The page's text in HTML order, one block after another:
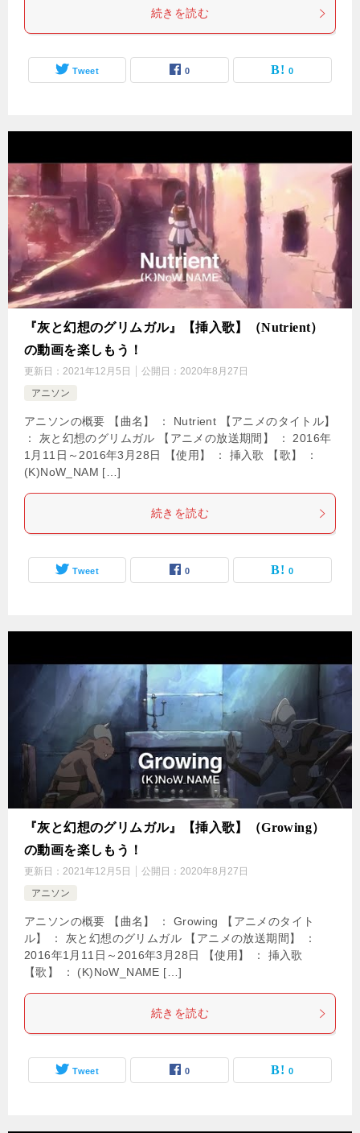
続きを読む
Tweet 0 0
『灰と幻想のグリムガル』【挿入歌】（Nutrient）
の動画を楽しもう！
更新日： 2021年12月5日 公開日： 2020年8月27日
アニソン
アニソンの概要 【曲名】 ： Nutrient 【アニメのタイトル】
： 灰と幻想のグリムガル 【アニメの放送期間】 ： 2016年
1月11日～2016年3月28日 【使用】 ： 挿入歌 【歌】 ：
(K)NoW_NAM […]
続きを読む
Tweet 0 0
『灰と幻想のグリムガル』【挿入歌】（Growing）
の動画を楽しもう！
更新日： 2021年12月5日 公開日： 2020年8月27日
アニソン
アニソンの概要 【曲名】 ： Growing 【アニメのタイト
ル】 ： 灰と幻想のグリムガル 【アニメの放送期間】 ：
2016年1月11日～2016年3月28日 【使用】 ： 挿入歌
【歌】 ： (K)NoW_NAME […]
続きを読む
Tweet 0 0